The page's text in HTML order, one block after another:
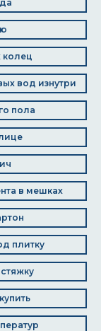
колец
вод изнутри
пола
в мешках
плитку